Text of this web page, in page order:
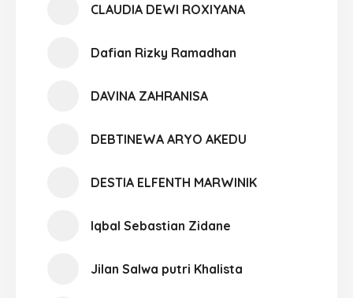
CLAUDIA DEWI ROXIYANA
Dafian Rizky Ramadhan
DAVINA ZAHRANISA
DEBTINEWA ARYO AKEDU
DESTIA ELFENTH MARWINIK
Iqbal Sebastian Zidane
Jilan Salwa putri Khalista